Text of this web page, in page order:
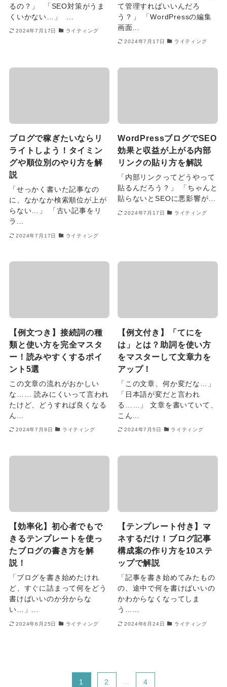
るの？」 「SEO対策がうま
くいかない…」 ...
2024年7月17日 ライティング
て管理すればいいんだろ
う？」 「WordPressの編集
画面...
2024年7月17日 ライティング
ブログで稼ぎたいならリ
ライトしよう！タイミン
グや順位別のやり方を解
説
「せっかく書いた記事なの
に、なかなか検索順位が上が
らない…」 「古い記事をリ
ラ...
2024年7月17日 ライティング
WordPressブログでSEO
効果と収益が上がる内部
リンクの貼り方を解説
「内部リンクってどうやって
貼るんだろう？」 「ちゃんと
貼らないとSEOに悪影響が...
2024年7月17日 ライティング
【例文つき】接続詞の種
類と使い方を完全マスタ
ー！読みやすくするポイ
ント5選
この文章の流れがおかしい
な…… 読みにくいって言われ
たけど、どうすれば良くなる
ん...
2024年7月9日 ライティング
【例文付き】「てにを
は」とは？助詞を使い方
をマスターして文章力を
アップ！
「この文章、何か変だな…」
「日本語が変だと言われ
る……」 文章を書いていて、
こん...
2024年7月5日 ライティング
【効率化】初心者でもで
きるテンプレートを使っ
たブログの書き方を解
説！
「ブログを書き始めたけれ
ど、すぐに詰まって何をどう
書けばいいのか分からな
い…」...
2024年6月25日 ライティング
【テンプレート付き】マ
ネするだけ！ブログ記事
構成案の作り方を10ステ
ップで解説
「記事を書き始めてみたもの
の、途中で何を書けばいいの
かわからなくなってしま
う…...
2024年6月24日 ライティング
1 2 ... 4